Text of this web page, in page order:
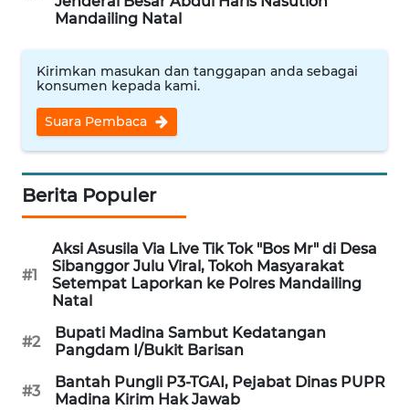
Mandailing Natal
Kirimkan masukan dan tanggapan anda sebagai
konsumen kepada kami.
Suara Pembaca
Berita Populer
#1
Aksi Asusila Via Live Tik Tok "Bos Mr" di Desa
Sibanggor Julu Viral, Tokoh Masyarakat
Setempat Laporkan ke Polres Mandailing
Natal
#2
Bupati Madina Sambut Kedatangan
Pangdam I/Bukit Barisan
#3
Bantah Pungli P3-TGAI, Pejabat Dinas PUPR
Madina Kirim Hak Jawab
SITUNGIR
NEWS
SIDIKALANG
NEWS
SIBARAGAS
NEWS
METRO
SIANTAR
NEWS
METRO